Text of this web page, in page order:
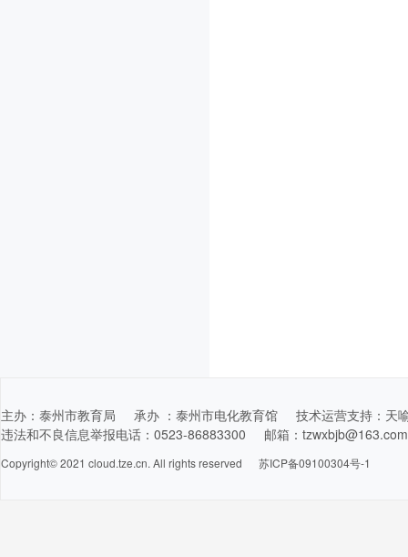
主办：泰州市教育局 承办 ：泰州市电化教育馆 技术运营支持：天
违法和不良信息举报电话：0523-86883300 邮箱：
Copyright© 2021 cloud.tze.cn. All rights reserved 苏ICP备09100304号-1